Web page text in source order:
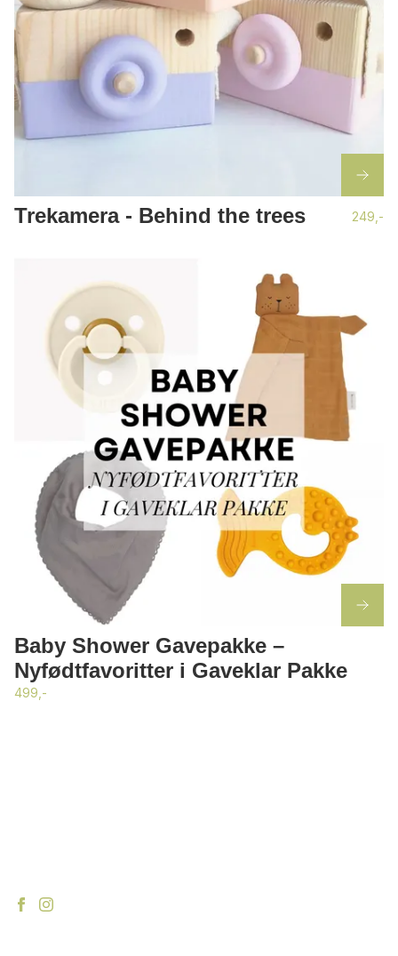
Trekamera - Behind the trees 249,-
Baby Shower Gavepakke –
Nyfødtfavoritter i Gaveklar Pakke
499,-